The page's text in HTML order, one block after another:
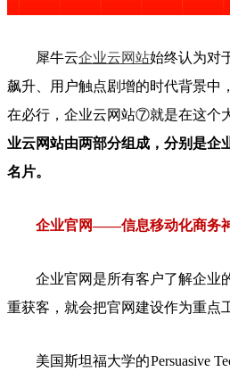
犀牛云企业云网站始终认为对
飙升、用户触点剧增的时代背景中
在必行，企业云网站⑦就是在这个
业云网站由两部分组成，分别是企
名片。
企业官网——信息移动化商务
企业官网是所有客户了解企业
重获客，就会把官网建设作为重点
美国斯坦福大学的Persuasive